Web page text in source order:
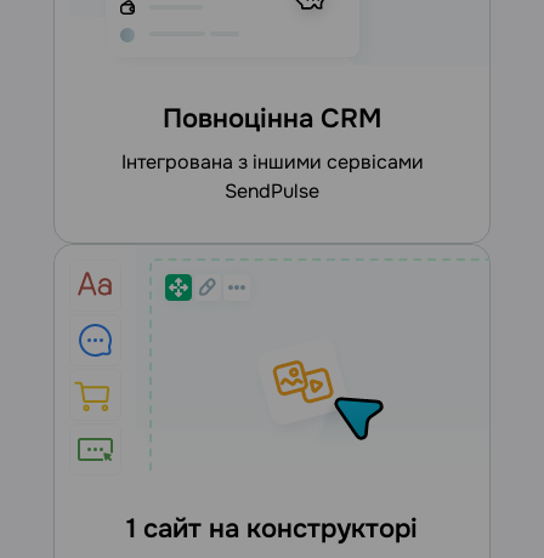
Повноцінна CRM
інтегрована з іншими сервісами
SendPulse
1 сайт на конструкторі